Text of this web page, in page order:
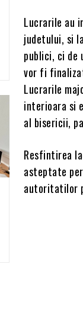
Lucrarile au
judetului, si
publici, ci de
vor fi
Lucrarile
interioara si
al bisericii,
Resfintirea
asteptate
autoritatilor